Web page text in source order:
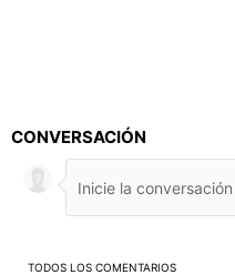
CONVERSACIÓN
TODOS LOS COMENTARIOS